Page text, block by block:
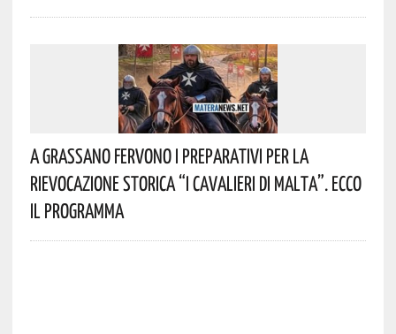
A Grassano Fervono I Preparativi Per La
Rievocazione Storica “I CAVALIERI DI MALTA”. Ecco
Il Programma